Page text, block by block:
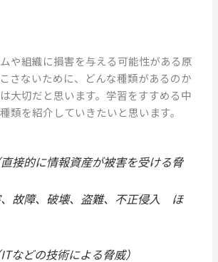
や組織に損害を与える可能性がある原
さないために、どんな種類があるのか
大切だと思います。学習をすすめる中
類を紹介していきたいと思います。
接的に情報資産が被害を受ける脅
故障、破壊、盗難、不正侵入 ほ
などの技術による脅威）